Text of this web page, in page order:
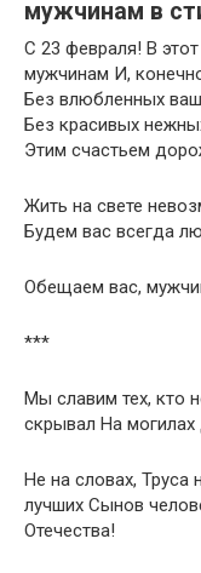
мужчинам в
С 23 февраля! В
мужчинам И,
Без влюбленных
Без красивых
Этим счастьем
Жить на свете
Будем вас всегда
Обещаем вас,
***
Мы славим тех, кто
скрывал На
Не на словах, Труса
лучших Сынов
Отечества!